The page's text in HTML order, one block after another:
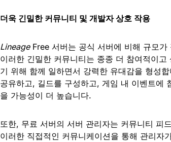
더욱 긴밀한 커뮤니티 및 개발자 상호 작용
Lineage Free 서버는 공식 서버에 비해 규모
이러한 긴밀한 커뮤니티는 종종 더 참여적이
기 위해 함께 일하면서 강력한 유대감을 형성
공유하고, 길드를 구성하고, 게임 내 이벤트에
을 가능성이 더 높습니다.
또한, 무료 서버의 서버 관리자는 커뮤니티 피
이러한 직접적인 커뮤니케이션을 통해 관리자